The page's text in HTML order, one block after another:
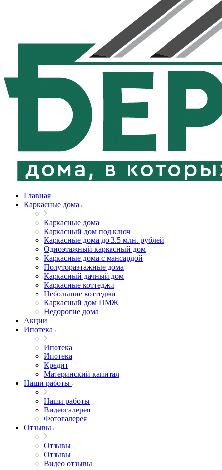
Главная
Каркасные дома
Каркасные дома
Каркасный дом под ключ
Каркасные дома до 3.5 млн. рублей
Одноэтажный каркасный дом
Каркасные дома с мансардой
Полутораэтажные дома
Каркасный дачный дом
Каркасные коттеджи
Небольшие коттеджи
Каркасный дом ПМЖ
Недорогие дома
Акции
Ипотека
Ипотека
Ипотека
Кредит
Материнский капитал
Наши работы
Наши работы
Видеогалерея
Фотогалерея
Отзывы
Отзывы
Отзывы
Видео отзывы